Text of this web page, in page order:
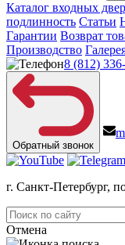
Каталог входных
подлинность Статьи
Гарантии Возврат
Производство
8 (812)
Обратный звонок
г. Санкт-Петербург,
Отмена